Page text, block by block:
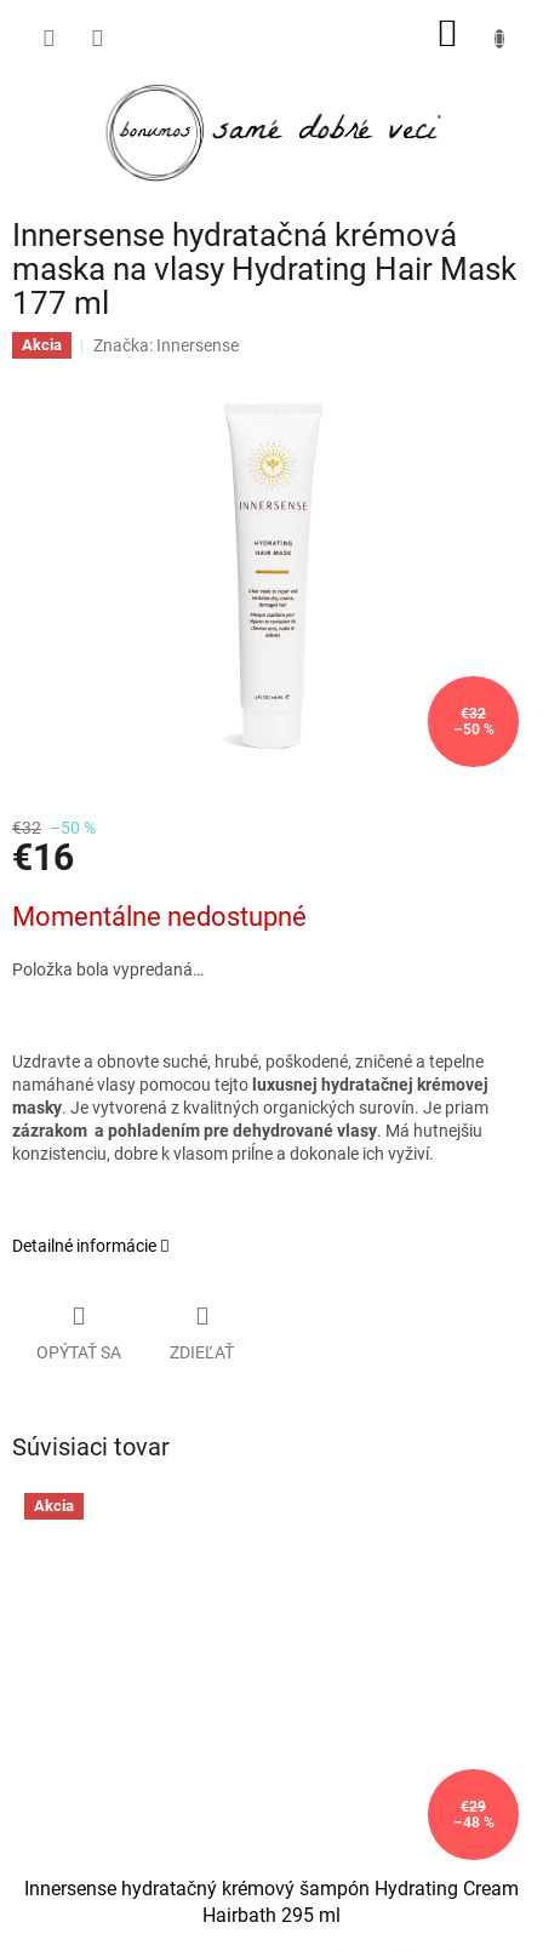
Innersense hydratačná krémová
maska na vlasy Hydrating Hair Mask
177 ml
Akcia Značka: Innersense
€32
–50 %
€32 –50 %
€16
cena:
Momentálne nedostupné
Položka bola vypredaná…
Uzdravte a obnovte suché, hrubé, poškodené, zničené a tepelne
namáhané vlasy pomocou tejto luxusnej hydratačnej krémovej
masky. Je vytvorená z kvalitných organických surovín. Je priam
zázrakom a pohladením pre dehydrované vlasy. Má hutnejšiu
konzistenciu, dobre k vlasom priĺne a dokonale ich vyživí.
Detailné informácie
OPÝTAŤ SA ZDIEĽAŤ
Súvisiaci tovar
Akcia
€29
–48 %
Innersense hydratačný krémový šampón Hydrating Cream
Hairbath 295 ml